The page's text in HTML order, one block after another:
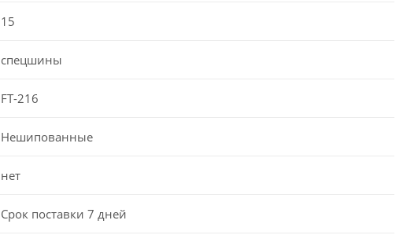
15
спецшины
FT-216
Нешипованные
нет
Срок поставки 7 дней